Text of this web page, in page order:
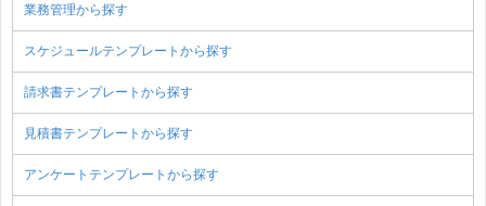
業務管理から探す
スケジュールテンプレートから探す
請求書テンプレートから探す
見積書テンプレートから探す
アンケートテンプレートから探す